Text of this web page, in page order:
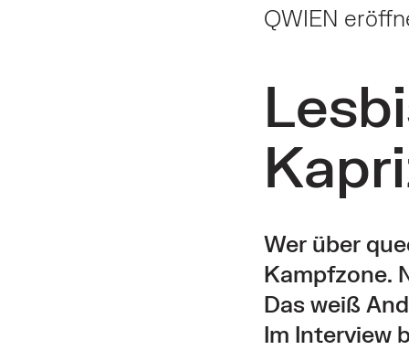
QWIEN
Wer über
Kampfzone.
Das weiß
Im Interview